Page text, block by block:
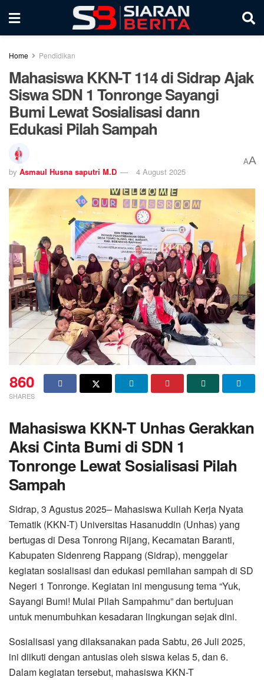
Home Pendidikan
Mahasiswa KKN-T 114 di Sidrap Ajak
Siswa SDN 1 Tonronge Sayangi
Bumi Lewat Sosialisasi dann
Edukasi Pilah Sampah
by Asmaul Husna saputri M.D 4 August 2025
AA
860
SHARES
Mahasiswa KKN-T Unhas Gerakkan
Aksi Cinta Bumi di SDN 1
Tonronge Lewat Sosialisasi Pilah
Sampah
Sidrap, 3 Agustus 2025– Mahasiswa Kuliah Kerja Nyata
Tematik (KKN-T) Universitas Hasanuddin (Unhas) yang
bertugas di Desa Tonrong Rijang, Kecamatan Baranti,
Kabupaten Sidenreng Rappang (Sidrap), menggelar
kegiatan sosialisasi dan edukasi pemilahan sampah di SD
Negeri 1 Tonronge. Kegiatan ini mengusung tema “Yuk,
Sayangi Bumi! Mulai Pilah Sampahmu” dan bertujuan
untuk menumbuhkan kesadaran lingkungan sejak dini.
Sosialisasi yang dilaksanakan pada Sabtu, 26 Juli 2025,
ini diikuti dengan antusias oleh siswa kelas 5, dan 6.
Dalam kegiatan tersebut, mahasiswa KKN-T